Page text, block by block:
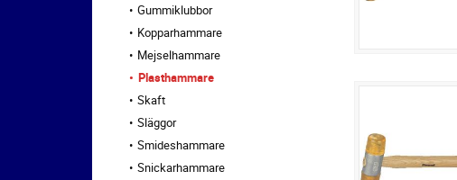
Gummiklubbor
Kopparhammare
Mejselhammare
Plasthammare
Skaft
Släggor
Smideshammare
Snickarhammare